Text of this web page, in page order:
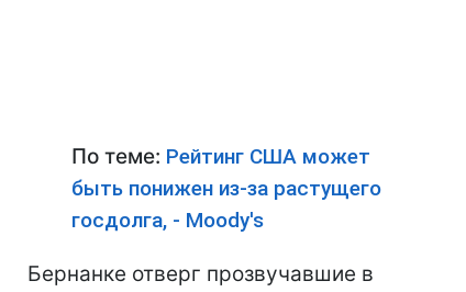
По теме: Рейтинг США может
быть понижен из-за растущего
госдолга, - Moody's
Бернанке отверг прозвучавшие в